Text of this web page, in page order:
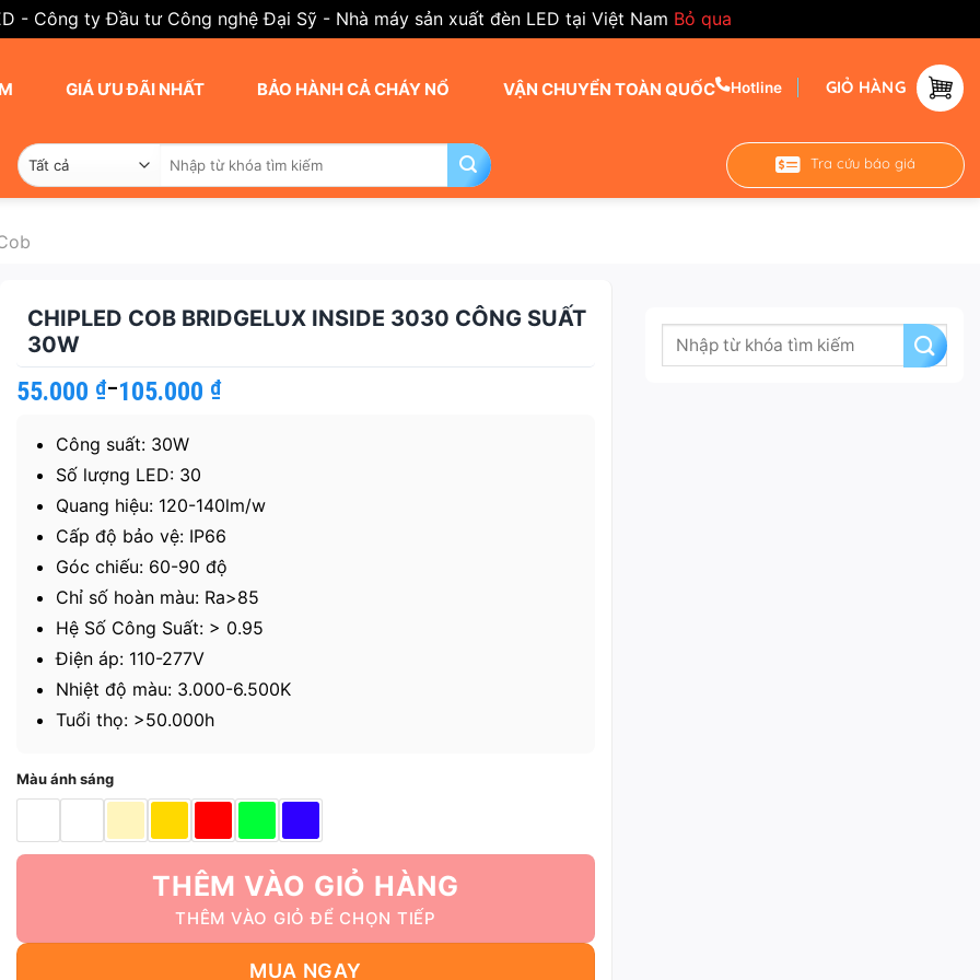
- Công ty Đầu tư Công nghệ Đại Sỹ - Nhà máy sản xuất đèn LED tại Việt Nam Bỏ qua
GIÁ ƯU ĐÃI NHẤT BẢO HÀNH CẢ CHÁY NỔ VẬN CHUYỂN TOÀN QUỐC Hotline GIỎ HÀNG
kiếm:
Tra cứu báo giá
CHIPLED COB BRIDGELUX INSIDE 3030 CÔNG SUẤT
30W
55.000 ₫–105.000 ₫
Khoảng
giá:
55.000 ₫
105.000 ₫
Công suất: 30W
Số lượng LED: 30
Quang hiệu: 120-140lm/w
Cấp độ bảo vệ: IP66
Góc chiếu: 60-90 độ
Chỉ số hoàn màu: Ra>85
Hệ Số Công Suất: > 0.95
Điện áp: 110-277V
Nhiệt độ màu: 3.000-6.500K
Tuổi thọ: >50.000h
Màu ánh sáng
THÊM VÀO GIỎ HÀNG
MUA NGAY